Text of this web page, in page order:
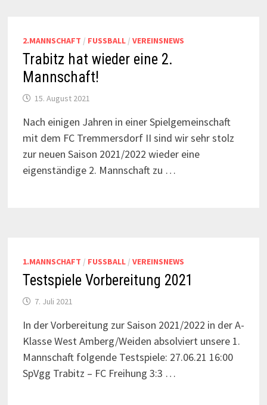
2.MANNSCHAFT / FUSSBALL / VEREINSNEWS
Trabitz hat wieder eine 2.
Mannschaft!
15. August 2021
Nach einigen Jahren in einer Spielgemeinschaft
mit dem FC Tremmersdorf II sind wir sehr stolz
zur neuen Saison 2021/2022 wieder eine
eigenständige 2. Mannschaft zu …
1.MANNSCHAFT / FUSSBALL / VEREINSNEWS
Testspiele Vorbereitung 2021
7. Juli 2021
In der Vorbereitung zur Saison 2021/2022 in der A-
Klasse West Amberg/Weiden absolviert unsere 1.
Mannschaft folgende Testspiele: 27.06.21 16:00
SpVgg Trabitz – FC Freihung 3:3 …